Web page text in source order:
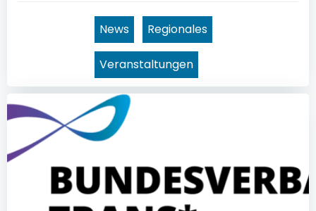
News Regionales
Veranstaltungen